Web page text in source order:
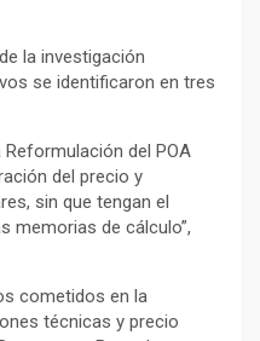
la investigación
se identificaron en tres
del POA
del precio y
sin que tengan el
memorias de cálculo”,
cometidos en la
técnicas y precio